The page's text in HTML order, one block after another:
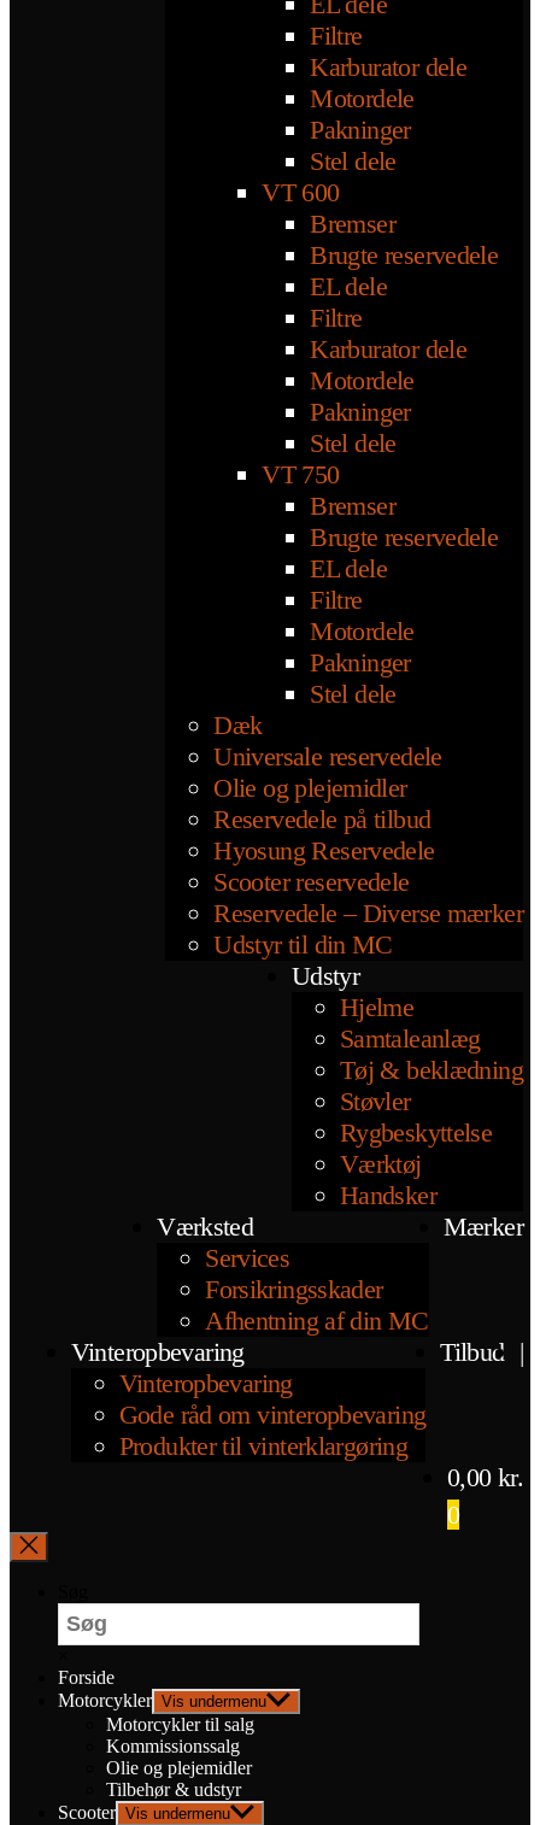
Filtre
Karburator dele
Motordele
Pakninger
Stel dele
VT 600
Bremser
Brugte reservedele
EL dele
Filtre
Karburator dele
Motordele
Pakninger
Stel dele
VT 750
Bremser
Brugte reservedele
EL dele
Filtre
Motordele
Pakninger
Stel dele
Dæk
Universale reservedele
Olie og plejemidler
Reservedele på tilbud
Hyosung Reservedele
Scooter reservedele
Reservedele – Diverse mærker
Udstyr til din MC
Udstyr
Hjelme
Samtaleanlæg
Tøj & beklædning
Støvler
Rygbeskyttelse
Værktøj
Handsker
Værksted
Services
Forsikringsskader
Afhentning af din MC
Mærker
Vinteropbevaring
Vinteropbevaring
Gode råd om vinteropbevaring
Produkter til vinterklargøring
Tilbud |
0,00 kr.
0
Forside
Motorcykler Vis undermenu
Motorcykler til salg
Kommissionssalg
Olie og plejemidler
Tilbehør & udstyr
Scooter Vis undermenu